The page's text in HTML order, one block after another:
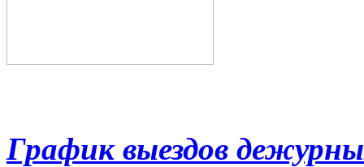
График выездов